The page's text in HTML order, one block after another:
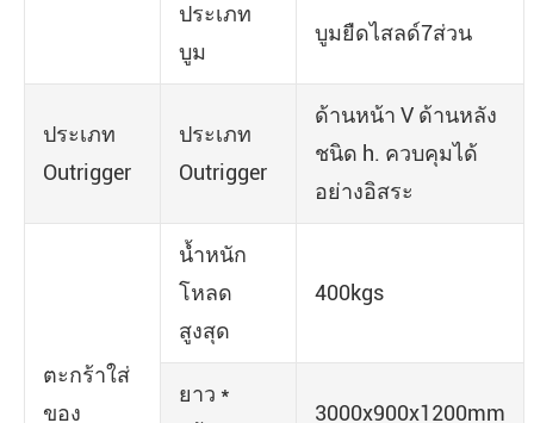
ประเภท
บูม
บูมยืดไสลด์7ส่วน
ประเภท
Outrigger
ประเภท
Outrigger
ด้านหน้า V ด้านหลัง
ชนิด h. ควบคุมได้
อย่างอิสระ
ตะกร้าใส่
ของ
น้ำหนัก
โหลด
สูงสุด
400kgs
ยาว *
3000x900x1200mm